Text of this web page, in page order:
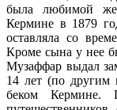
была любимой
Кермине в 1879
оставляла со
Кроме сына у нее
Музаффар выдал
14 лет (по другим
беком Кермине.